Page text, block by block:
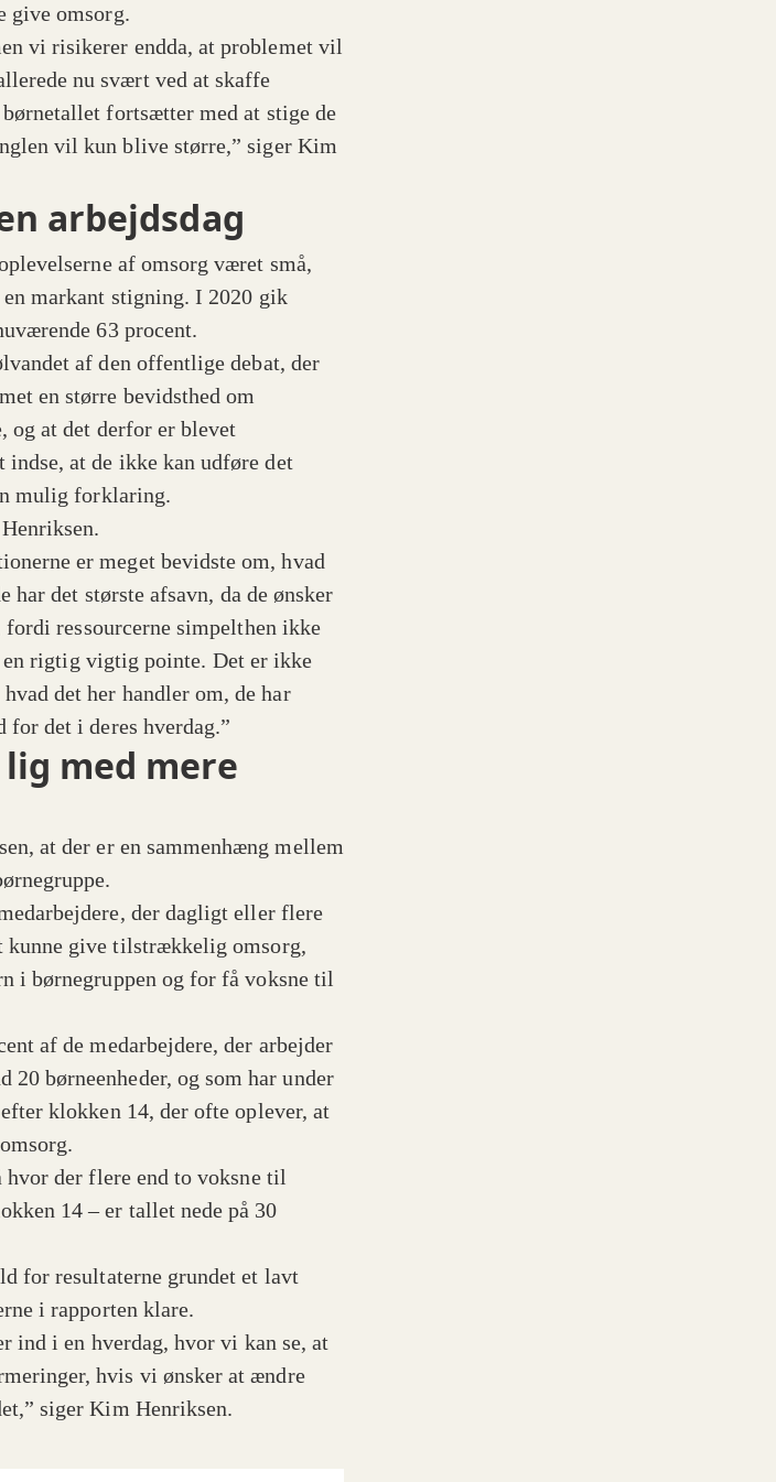
give omsorg.
vi risikerer endda, at problemet vil
nu svært ved at skaffe
fortsætter med at stige de
vil kun blive større,” siger Kim
arbejdsdag
af omsorg været små,
en markant stigning. I 2020 gik
63 procent.
af den offentlige debat, der
en større bevidsthed om
og at det derfor er blevet
indse, at de ikke kan udføre det
mulig forklaring.
er meget bevidste om, hvad
har det største afsavn, da de ønsker
ressourcerne simpelthen ikke
rigtig vigtig pointe. Det er ikke
det her handler om, de har
det i deres hverdag.”
med mere
at der er en sammenhæng mellem
der dagligt eller flere
kunne give tilstrækkelig omsorg,
i børnegruppen og for få voksne til
af de medarbejdere, der arbejder
20 børneenheder, og som har under
klokken 14, der ofte oplever, at
der flere end to voksne til
14 – er tallet nede på 30
for resultaterne grundet et lavt
i rapporten klare.
ind i en hverdag, hvor vi kan se, at
hvis vi ønsker at ændre
siger Kim Henriksen.